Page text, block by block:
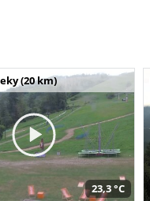
(20 km)
23,3 °C